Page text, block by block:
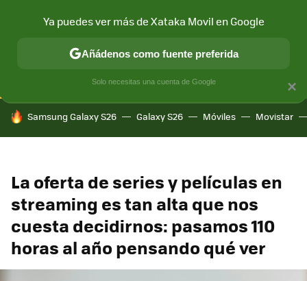
CONECTIVIDAD MÓVIL Y SOCIEDAD APLICACIONES
HOY SE HABLA DE
Samsung Galaxy S26 Galaxy S26 Móviles Movistar
La oferta de series y películas en
streaming es tan alta que nos
cuesta decidirnos: pasamos 110
horas al año pensando qué ver
×
Ya puedes ver más de Xataka Movil en Google
Añádenos como fuente preferida
Solo necesitas una cuenta de Google